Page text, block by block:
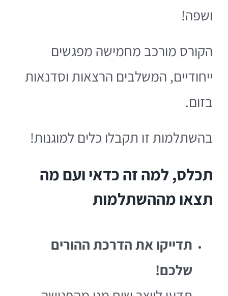
ושפה!
הקורס מורכב מחמישה מפגשים
ייחודיים, המשלבים הרצאות וסדנאות
בזום.
בהשתלמות זו תקבלו כלים למוגנות!
תכלס, למה זה כדאי ועם מה
תצאו מההשתלמות
תדייקו את הדרכת ההורים
שלכם!